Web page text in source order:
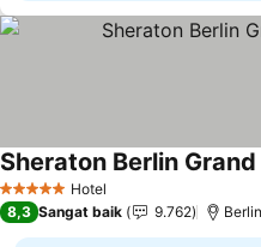
5 Bintang Hotel
Sheraton Berlin
8,3 Sangat baik 9.762 Berlin